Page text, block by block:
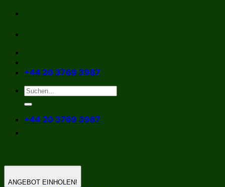
Zum
springen
+44 20 3769 3987
+44 20 3769 3987
ANGEBOT EINHOLEN!